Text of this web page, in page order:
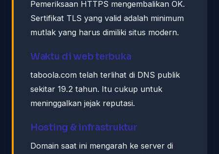
Pemeriksaan HTTPS mengembalikan OK.
Sertifikat TLS yang valid adalah minimum
mutlak yang harus dimiliki situs modern.
Waktu di web terbuka
taboola.com telah terlihat di DNS publik
sekitar 19.2 tahun. Itu cukup untuk
meninggalkan jejak reputasi.
Hosting & infrastruktur
Domain saat ini mengarah ke server di